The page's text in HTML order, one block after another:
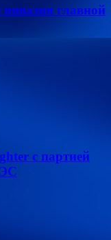
главной
с партией